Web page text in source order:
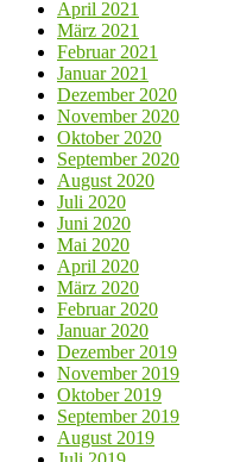
April 2021
März 2021
Februar 2021
Januar 2021
Dezember 2020
November 2020
Oktober 2020
September 2020
August 2020
Juli 2020
Juni 2020
Mai 2020
April 2020
März 2020
Februar 2020
Januar 2020
Dezember 2019
November 2019
Oktober 2019
September 2019
August 2019